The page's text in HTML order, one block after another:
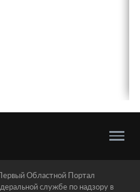
Областной Портал
службе по надзору в